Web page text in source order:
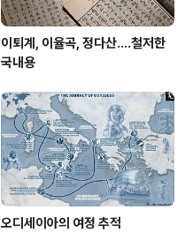
이퇴계, 이율곡, 정다산....철저한
국내용
오디세이아의 여정 추적